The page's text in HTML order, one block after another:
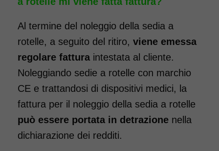
da 89,00€
Noleggio Carrozzina
pieghevole per bambini e
ragazzi - Seduta 40 cm
Al termine del noleggio della sedia a
rotelle, a seguito del ritiro, viene emessa
regolare fattura intestata al cliente.
Noleggiando sedie a rotelle con marchio
CE e trattandosi di dispositivi medici, la
fattura per il noleggio della sedia a rotelle
può essere portata in detrazione nella
dichiarazione dei redditi.